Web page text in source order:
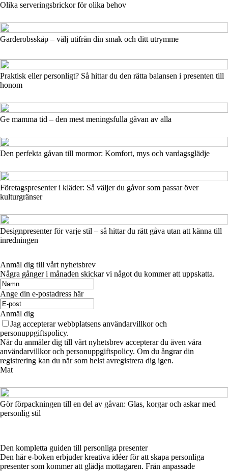
Olika serveringsbrickor för olika behov
Garderobsskåp – välj utifrån din smak och ditt utrymme
Praktisk eller personligt? Så hittar du den rätta balansen i presenten till
honom
Ge mamma tid – den mest meningsfulla gåvan av alla
Den perfekta gåvan till mormor: Komfort, mys och vardagsglädje
Företagspresenter i kläder: Så väljer du gåvor som passar över
kulturgränser
Designpresenter för varje stil – så hittar du rätt gåva utan att känna till
inredningen
Anmäl dig till vårt nyhetsbrev
Några gånger i månaden skickar vi något du kommer att uppskatta.
Ange din e-postadress här
Anmäl dig
Jag accepterar webbplatsens användarvillkor och
personuppgiftspolicy.
När du anmäler dig till vårt nyhetsbrev accepterar du även våra
användarvillkor och personuppgiftspolicy. Om du ångrar din
registrering kan du när som helst avregistrera dig igen.
Mat
Gör förpackningen till en del av gåvan: Glas, korgar och askar med
personlig stil
Den kompletta guiden till personliga presenter
Den här e-boken erbjuder kreativa idéer för att skapa personliga
presenter som kommer att glädja mottagaren. Från anpassade